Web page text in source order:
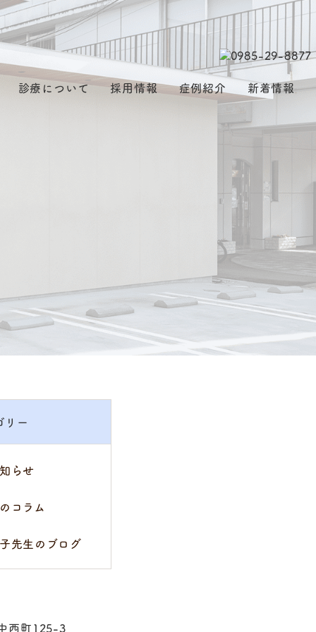
診療について 採用情報 症例紹介 新着情報
リー
らせ
コラム
先生のブログ
西町125-3